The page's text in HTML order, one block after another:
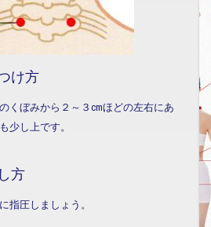
け方
くぼみから２～３cmほどの左右にあ
少し上です。
方
指圧しましょう。